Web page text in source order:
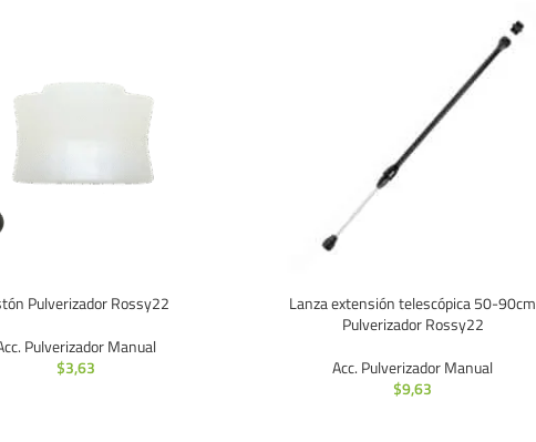
Pulverizador Rossy22
Pulverizador Manual
$3,63
Lanza extensión telescópica 50-90cm
Pulverizador Rossy22
Acc. Pulverizador Manual
$9,63